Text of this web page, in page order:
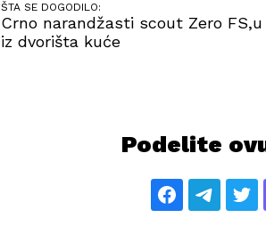
ŠTA SE DOGODILO:
Crno narandžasti scout Zero
iz dvorišta kuće
Podelite